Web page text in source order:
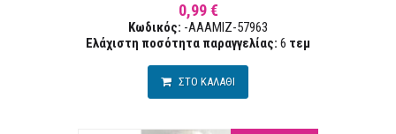
0,99 €
Κωδικός: -AAAMIZ-57963
Ελάχιστη ποσότητα παραγγελίας: 6 τεμ
ΣΤΟ ΚΑΛΑΘΙ